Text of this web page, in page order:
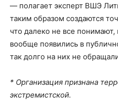
— полагает эксперт ВШЭ
таким образом создаются
что далеко не все
вообще появились в
так долго на них не
* Организация признана
экстремистской.